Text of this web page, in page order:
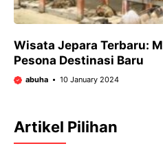
Wisata Jepara Terbaru:
Pesona Destinasi Baru
abuha 10 January 2024
Artikel Pilihan